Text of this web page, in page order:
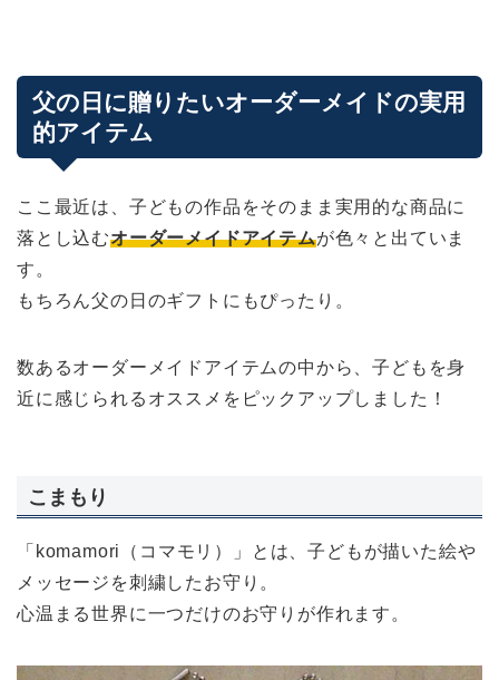
父の日に贈りたいオーダーメイドの実用
的アイテム
ここ最近は、子どもの作品をそのまま実用的な商品に
落とし込むオーダーメイドアイテムが色々と出ていま
す。
もちろん父の日のギフトにもぴったり。
数あるオーダーメイドアイテムの中から、子どもを身
近に感じられるオススメをピックアップしました！
こまもり
「komamori（コマモリ）」とは、子どもが描いた絵や
メッセージを刺繍したお守り。
心温まる世界に一つだけのお守りが作れます。